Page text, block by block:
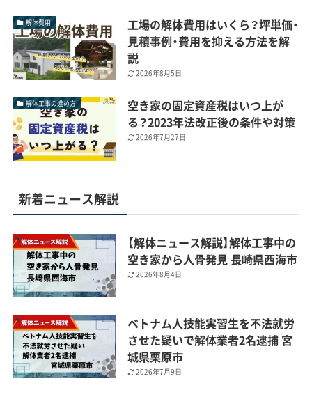
解体費用
工場の解体費用はいくら？坪単価・
見積事例・費用を抑える方法を解
説
2026年8月5日
解体工事の進め方
空き家の固定資産税はいつ上が
る？2023年法改正後の条件や対策
2026年7月27日
新着ニュース解説
【解体ニュース解説】解体工事中の
空き家から人骨発見 長崎県西海市
2026年8月4日
ベトナム人技能実習生を不法就労
させた疑いで解体業者2名逮捕 宮
城県栗原市
2026年7月9日